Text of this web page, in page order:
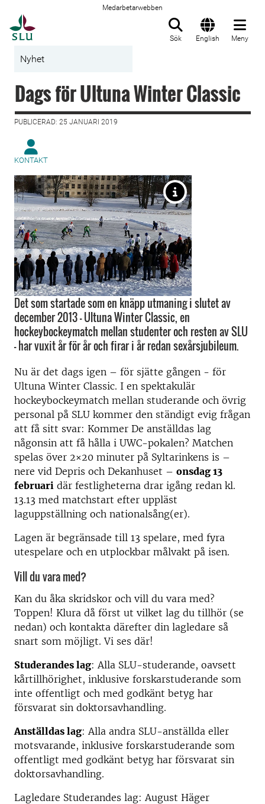
Medarbetarwebben
Sök English Meny
Nyhet
Dags för Ultuna Winter Classic
PUBLICERAD: 25 JANUARI 2019
KONTAKT
Det som startade som en knäpp utmaning i slutet av
december 2013 – Ultuna Winter Classic, en
hockeybockeymatch mellan studenter och resten av SLU
– har vuxit år för år och firar i år redan sexårsjubileum.
Nu är det dags igen – för sjätte gången - för
Ultuna Winter Classic. I en spektakulär
hockeybockeymatch mellan studerande och övrig
personal på SLU kommer den ständigt evig frågan
att få sitt svar: Kommer De anställdas lag
någonsin att få hålla i UWC-pokalen? Matchen
spelas över 2×20 minuter på Syltarinkens is –
nere vid Depris och Dekanhuset – onsdag 13
februari där festligheterna drar igång redan kl.
13.13 med matchstart efter uppläst
laguppställning och nationalsång(er).
Lagen är begränsade till 13 spelare, med fyra
utespelare och en utplockbar målvakt på isen.
Vill du vara med?
Kan du åka skridskor och vill du vara med?
Toppen! Klura då först ut vilket lag du tillhör (se
nedan) och kontakta därefter din lagledare så
snart som möjligt. Vi ses där!
Studerandes lag: Alla SLU-studerande, oavsett
kårtillhörighet, inklusive forskarstuderande som
inte offentligt och med godkänt betyg har
försvarat sin doktorsavhandling.
Anställdas lag: Alla andra SLU-anställda eller
motsvarande, inklusive forskarstuderande som
offentligt med godkänt betyg har försvarat sin
doktorsavhandling.
Lagledare Studerandes lag: August Häger